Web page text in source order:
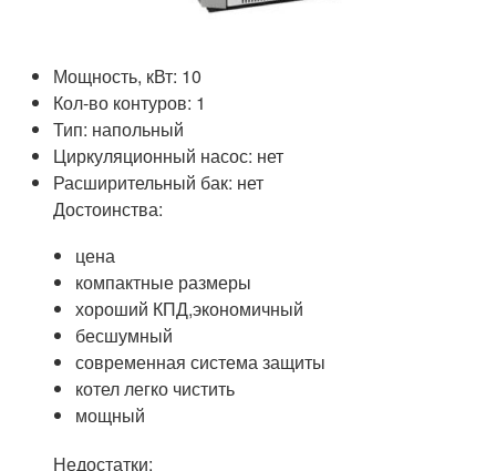
Мощность, кВт: 10
Кол-во контуров: 1
Тип: напольный
Циркуляционный насос: нет
Расширительный бак: нет
Достоинства:
цена
компактные размеры
хороший КПД,экономичный
бесшумный
современная система защиты
котел легко чистить
мощный
Недостатки: